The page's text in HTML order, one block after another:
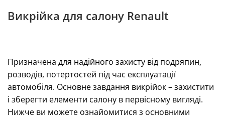
Викрійка для салону Renault
Призначена для надійного захисту від подряпин,
розводів, потертостей під час експлуатації
автомобіля. Основне завдання викрійок – захистити
і зберегти елементи салону в первісному вигляді.
Нижче ви можете ознайомитися з основними